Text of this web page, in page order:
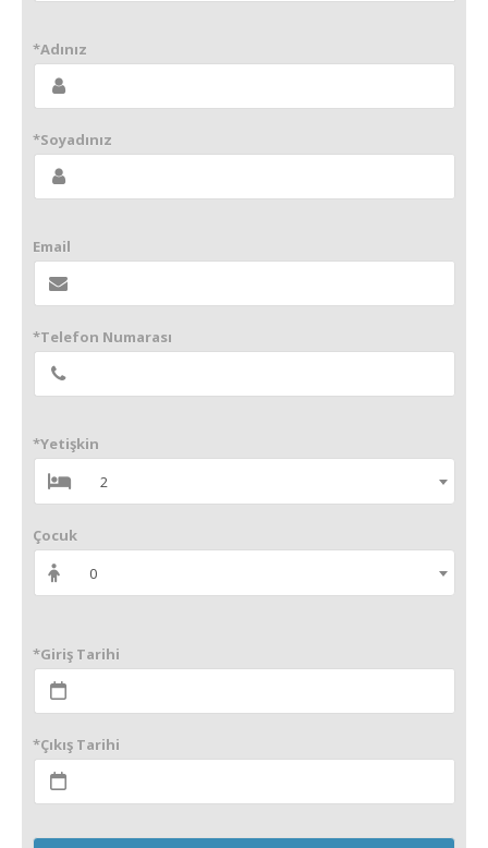
*Adınız
*Soyadınız
Email
*Telefon Numarası
*Yetişkin
2
Çocuk
0
*Giriş Tarihi
*Çıkış Tarihi